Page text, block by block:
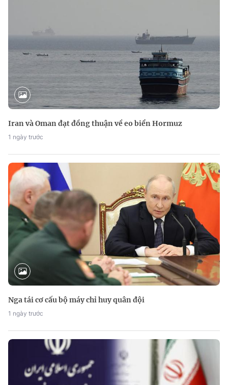
Iran và Oman đạt đồng thuận về eo biển Hormuz
1 ngày trước
Nga tái cơ cấu bộ máy chỉ huy quân đội
1 ngày trước